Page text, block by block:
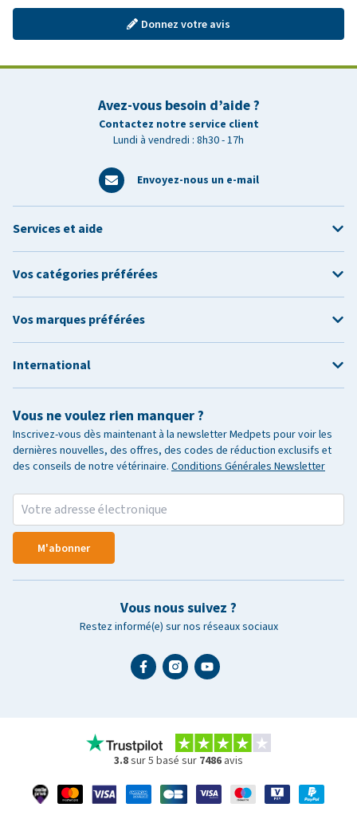
Donnez votre avis
Avez-vous besoin d’aide ?
Contactez notre service client
Lundi à vendredi : 8h30 - 17h
Envoyez-nous un e-mail
Vous ne voulez rien manquer ?
Inscrivez-vous dès maintenant à la newsletter Medpets pour voir les
dernières nouvelles, des offres, des codes de réduction exclusifs et
des conseils de notre vétérinaire. Conditions Générales Newsletter
M'abonner
Vous nous suivez ?
Restez informé(e) sur nos réseaux sociaux
Services et aide
Vos catégories préférées
Vos marques préférées
International
3.8sur 5 basé sur 7486 avis